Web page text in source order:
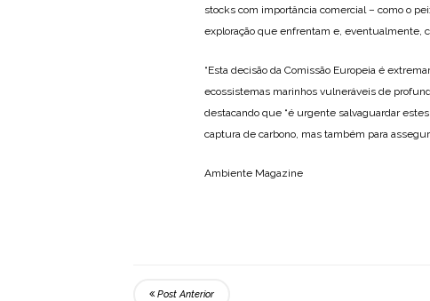
stocks com importância comercial – como o
exploração que enfrentam e, eventualmente,
“Esta decisão da Comissão Europeia é
ecossistemas marinhos vulneráveis de
destacando que “é urgente salvaguardar
captura de carbono, mas também para
Ambiente Magazine
Post Anterior